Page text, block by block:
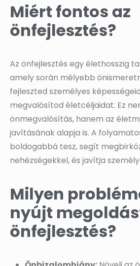
Miért fontos az
önfejlesztés?
Az önfejlesztés egy élethosszig
amely során mélyebb
fejleszted személyes
megvalósítod életcéljaidat. Ez
önmegvalósítás, hanem az
javításának alapja is. A
boldogabbá tesz, segít
nehézségekkel, és javítja
Milyen
nyújt
önfejlesztés?